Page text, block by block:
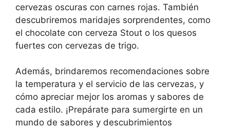
cervezas oscuras con carnes rojas. También
descubriremos maridajes sorprendentes, como
el chocolate con cerveza Stout o los quesos
fuertes con cervezas de trigo.
Además, brindaremos recomendaciones sobre
la temperatura y el servicio de las cervezas, y
cómo apreciar mejor los aromas y sabores de
cada estilo. ¡Prepárate para sumergirte en un
mundo de sabores y descubrimientos